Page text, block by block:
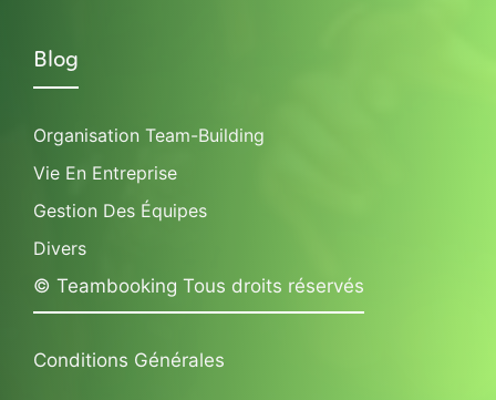
Blog
Organisation Team-Building
Vie En Entreprise
Gestion Des Équipes
Divers
© Teambooking Tous droits réservés
Conditions Générales